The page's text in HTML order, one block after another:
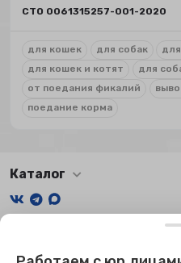
СТО 0061315257-001-2020
для кошек для собак
для кошек и котят
для
от поедания фикалий
поедание корма
Каталог
Мы получаем и обрабатываем
политикой. Если вы не даете